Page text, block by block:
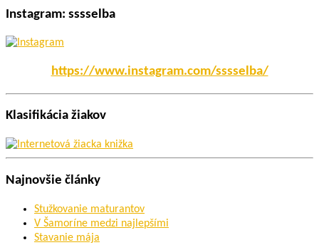
Instagram: sssselba
https://www.instagram.com/sssselba/
Klasifikácia žiakov
Najnovšie články
Stužkovanie maturantov
V Šamoríne medzi najlepšími
Stavanie mája